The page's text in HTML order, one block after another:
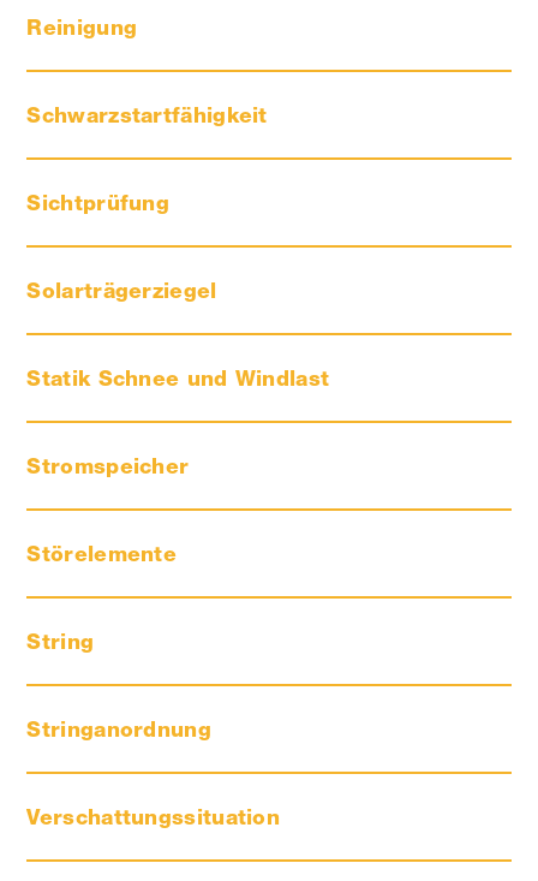
Reinigung
Schwarzstartfähigkeit
Sichtprüfung
Solarträgerziegel
Statik Schnee und Windlast
Stromspeicher
Der Speicher für Photovoltaik-Anlagen –
praktische und effiziente Energienutzung
Störelemente
String
Stringanordnung
Verschattungssituation